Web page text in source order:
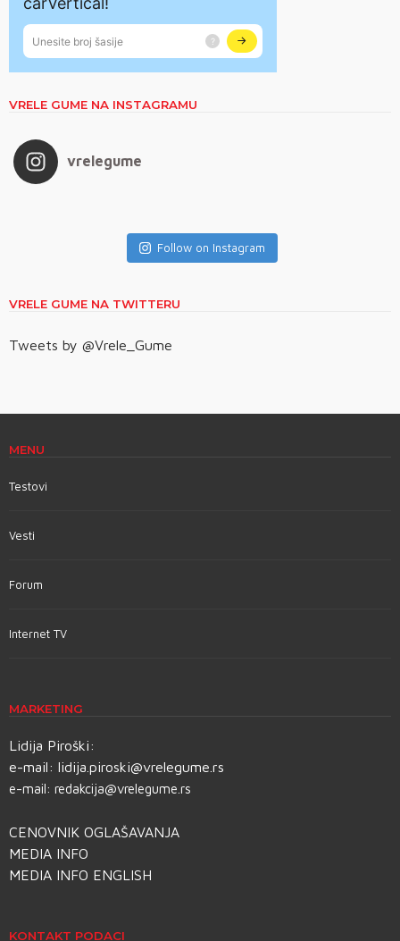
VRELE GUME NA INSTAGRAMU
vrelegume
Follow on Instagram
VRELE GUME NA TWITTERU
Tweets by @Vrele_Gume
MENU
Testovi
Vesti
Forum
Internet TV
MARKETING
Lidija Piroški:
e-mail: lidija.piroski@vrelegume.rs
e-mail: redakcija@vrelegume.rs
CENOVNIK OGLAŠAVANJA
MEDIA INFO
MEDIA INFO ENGLISH
KONTAKT PODACI